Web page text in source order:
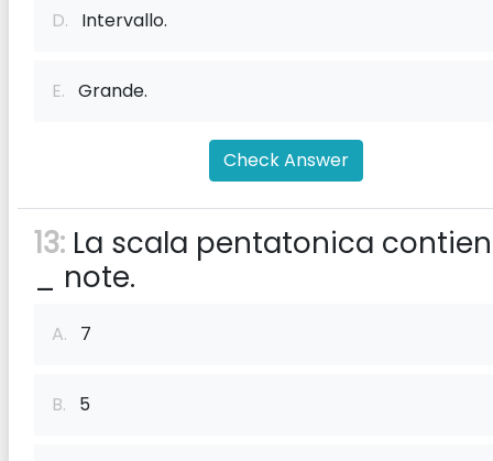
D. Intervallo.
E. Grande.
Check Answer
13: La scala pentatonica
_ note.
A. 7
B. 5